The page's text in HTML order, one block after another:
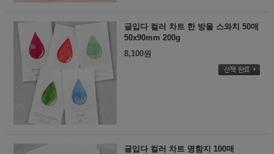
글입다 컬러 차트 한 방울 스와치 50매
50x90mm 200g
8,100원
글입다 컬러 차트 명함지 100매